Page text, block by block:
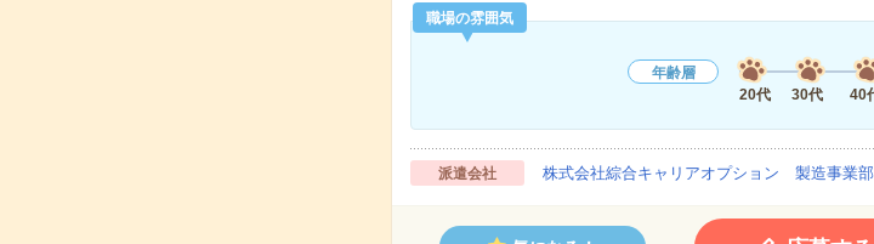
職場の雰囲気
年齢層
20代
30代 40
派遣会社 株式会社綜合キャリアオプション 製造事業部